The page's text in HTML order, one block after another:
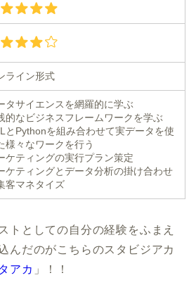
ライン形式
タサイエンスを網羅的に学ぶ
的なビジネスフレームワークを学ぶ
とPythonを組み合わせて実データを使
様々なワークを行う
ケティングの実行プラン策定
ケティングとデータ分析の掛け合わせ
客マネタイズ
トとしての自分の経験をふまえ
んだのがこちらのスタビジアカ
アカ 」！！